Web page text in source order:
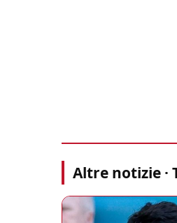
Altre notizie ·